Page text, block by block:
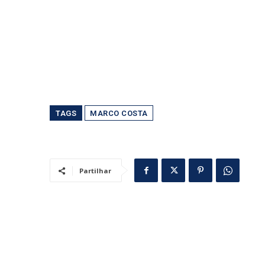
TAGS MARCO COSTA
Partilhar